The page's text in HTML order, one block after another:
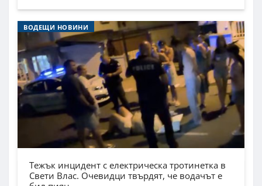
ВОДЕЩИ НОВИНИ
Тежък инцидент с електрическа тротинетка в
Свети Влас. Очевидци твърдят, че водачът е